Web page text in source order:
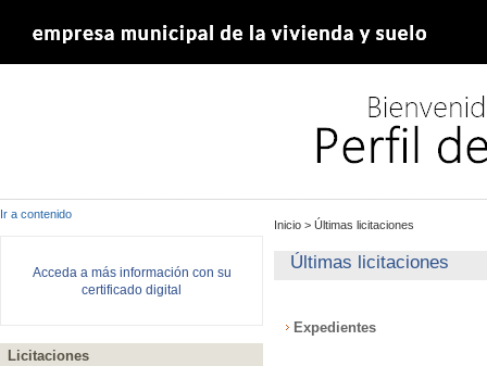
Ir a contenido
Acceda a más información con su
certificado digital
Licitaciones
Inicio > Últimas licitaciones
Últimas licitaciones
Expedientes